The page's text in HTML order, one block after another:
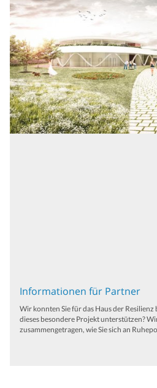
Informationen für Partner
Wir konnten Sie für das Haus der Resilienz
dieses besondere Projekt unterstützen?
zusammengetragen, wie Sie sich an